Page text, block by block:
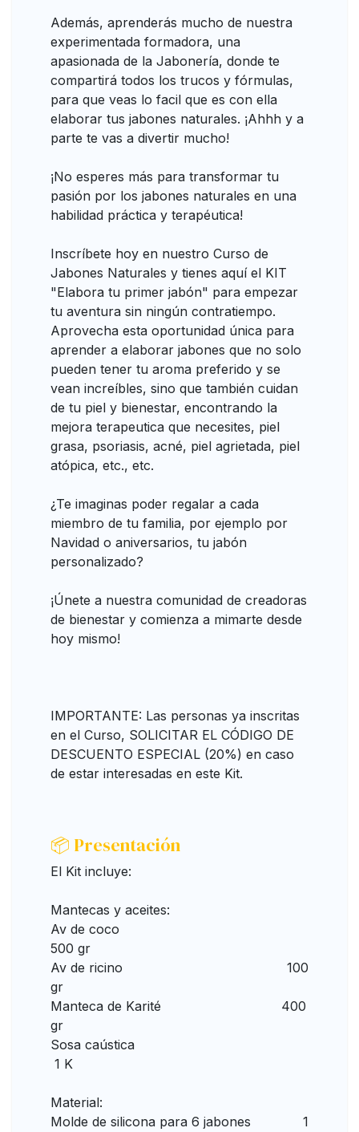
Además, aprenderás mucho de nuestra
experimentada formadora, una
apasionada de la Jabonería, donde te
compartirá todos los trucos y fórmulas,
para que veas lo facil que es con ella
elaborar tus jabones naturales. ¡Ahhh y a
parte te vas a divertir mucho!
¡No esperes más para transformar tu
pasión por los jabones naturales en una
habilidad práctica y terapéutica!
Inscríbete hoy en nuestro Curso de
Jabones Naturales y tienes aquí el KIT
"Elabora tu primer jabón" para empezar
tu aventura sin ningún contratiempo.
Aprovecha esta oportunidad única para
aprender a elaborar jabones que no solo
pueden tener tu aroma preferido y se
vean increíbles, sino que también cuidan
de tu piel y bienestar, encontrando la
mejora terapeutica que necesites, piel
grasa, psoriasis, acné, piel agrietada, piel
atópica, etc., etc.
¿Te imaginas poder regalar a cada
miembro de tu familia, por ejemplo por
Navidad o aniversarios, tu jabón
personalizado?
¡Únete a nuestra comunidad de creadoras
de bienestar y comienza a mimarte desde
hoy mismo!
IMPORTANTE: Las personas ya inscritas
en el Curso, SOLICITAR EL CÓDIGO DE
DESCUENTO ESPECIAL (20%) en caso
de estar interesadas en este Kit.
📦 Presentación
El Kit incluye:
Mantecas y aceites:
Av de coco
500 gr
Av de ricino 100
gr
Manteca de Karité 400
gr
Sosa caústica
1 K
Material:
Molde de silicona para 6 jabones 1